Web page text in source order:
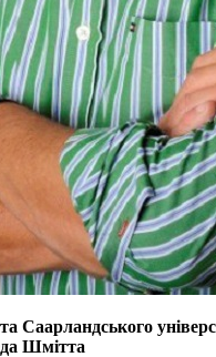
Саарландського
Шмітта